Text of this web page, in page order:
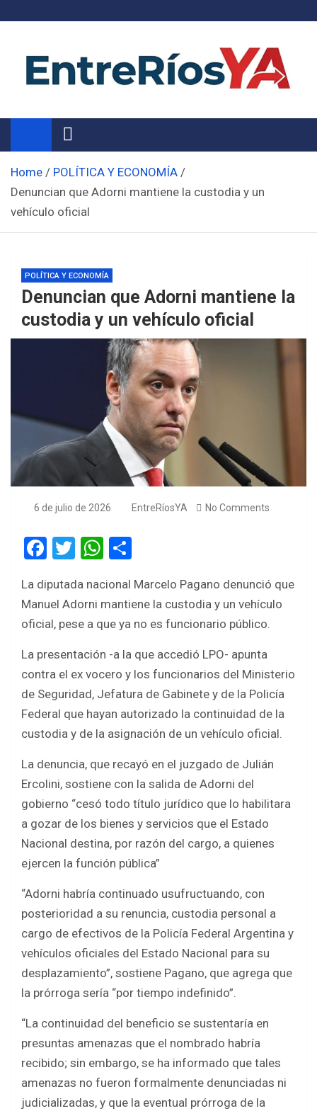
Noticias de Entre Ríos
Información de toda la provincia ahora
Home
POLÍTICA Y ECONOMÍA
Denuncian que Adorni mantiene la custodia y un
vehículo oficial
POLÍTICA Y ECONOMÍA
Denuncian que Adorni mantiene la
custodia y un vehículo oficial
6 de julio de 2026 EntreRíosYA No Comments
F
ce
b
o
o
k
T
tt
er
W
at
s
p
p
ar
e
La diputada nacional Marcelo Pagano denunció que
Manuel Adorni mantiene la custodia y un vehículo
oficial, pese a que ya no es funcionario público.
La presentación -a la que accedió LPO- apunta
contra el ex vocero y los funcionarios del Ministerio
de Seguridad, Jefatura de Gabinete y de la Policía
Federal que hayan autorizado la continuidad de la
custodia y de la asignación de un vehículo oficial.
La denuncia, que recayó en el juzgado de Julián
Ercolini, sostiene con la salida de Adorni del
gobierno “cesó todo título jurídico que lo habilitara
a gozar de los bienes y servicios que el Estado
Nacional destina, por razón del cargo, a quienes
ejercen la función pública”
“Adorni habría continuado usufructuando, con
posterioridad a su renuncia, custodia personal a
cargo de efectivos de la Policía Federal Argentina y
vehículos oficiales del Estado Nacional para su
desplazamiento”, sostiene Pagano, que agrega que
la prórroga sería “por tiempo indefinido”.
“La continuidad del beneficio se sustentaría en
presuntas amenazas que el nombrado habría
recibido; sin embargo, se ha informado que tales
amenazas no fueron formalmente denunciadas ni
judicializadas, y que la eventual prórroga de la